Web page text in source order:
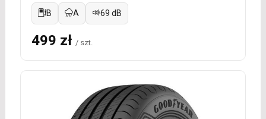
B A 69 dB
499 zł / szt.